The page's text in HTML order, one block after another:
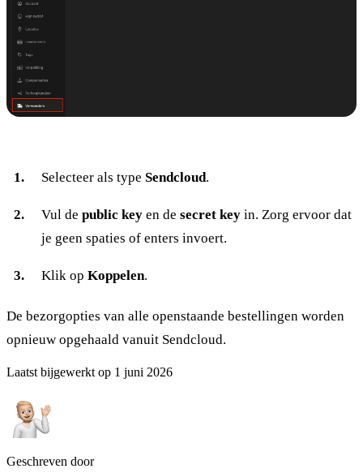
Selecteer als type Sendcloud.
Vul de public keyen de secret keyin. Zorg ervoor dat
je geen spaties of enters invoert.
Klik op Koppelen.
De bezorgopties van alle openstaande bestellingen worden
opnieuw opgehaald vanuit Sendcloud.
Laatst bijgewerkt op 1 juni 2026
Geschreven door